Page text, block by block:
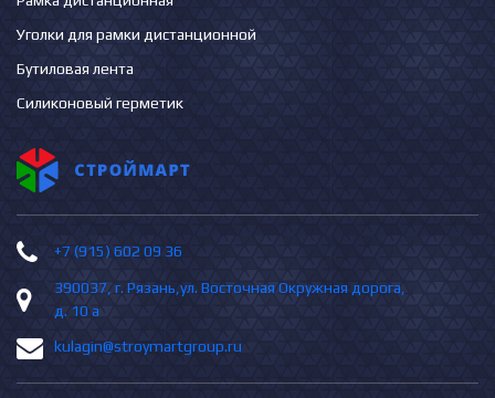
Уголки для рамки дистанционной
Бутиловая лента
Силиконовый герметик
+7 (915) 602 09 36
390037, г. Рязань,ул. Восточная Окружная дорога,
д. 10 а
kulagin@stroymartgroup.ru